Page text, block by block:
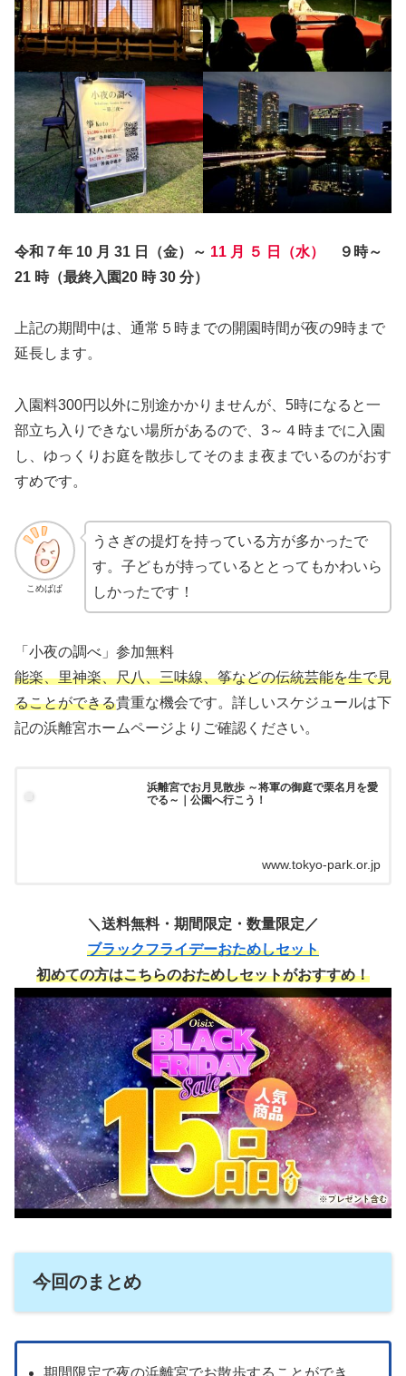
令和７年 10 月 31 日（金）～ 11 月 ５ 日（水）
９時～
21 時（最終入園20 時 30 分）
上記の期間中は、通常５時までの開園時間が夜の9時まで
延長します。
入園料300円以外に別途かかりませんが、5時になると一
部立ち入りできない場所があるので、3～４時までに入園
し、ゆっくりお庭を散歩してそのまま夜までいるのがおす
すめです。
こめぱぱ
うさぎの提灯を持っている方が多かったで
す。子どもが持っているととってもかわいら
しかったです！
「小夜の調べ」参加無料
能楽、里神楽、尺八、三味線、筝などの伝統芸能を生で見
ることができる貴重な機会です。詳しいスケジュールは下
記の浜離宮ホームページよりご確認ください。
浜離宮でお月見散歩 ～将軍の御庭で栗名月を愛
でる～｜公園へ行こう！
www.tokyo-park.or.jp
＼送料無料・期間限定・数量限定／
ブラックフライデーおためしセット
初めての方はこちらのおためしセットがおすすめ！
今回のまとめ